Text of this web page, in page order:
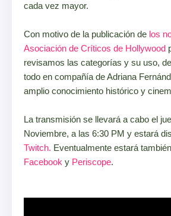
cada vez mayor.
Con motivo de la publicación de los
Asociación de Críticos de Hollywood
revisamos las categorías y su uso,
todo en compañía de Adriana
amplio conocimiento histórico y
La transmisión se llevará a cabo el
Noviembre, a las 6:30 PM y estará
Twitch. Eventualmente estará también
Facebook y Periscope.